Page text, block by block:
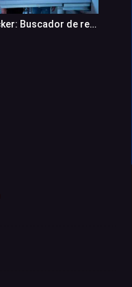
Tracker: Buscador de recompensas 1x12